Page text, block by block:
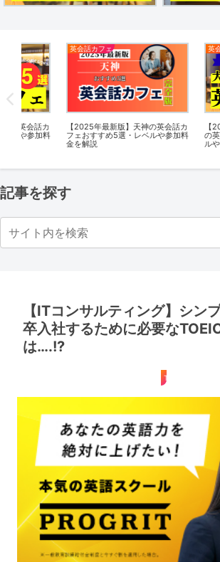
英会話カフェ
【2025年最新版】天神の英会話カ
フェおすすめ5選・レベルや参加料
英会話カフェ
【2026年最新
の英会話カフ
ルや参加料金
記事を探す
【ITコンサルティング】シン
卒入社するために必要な
は….!?
TOEIC